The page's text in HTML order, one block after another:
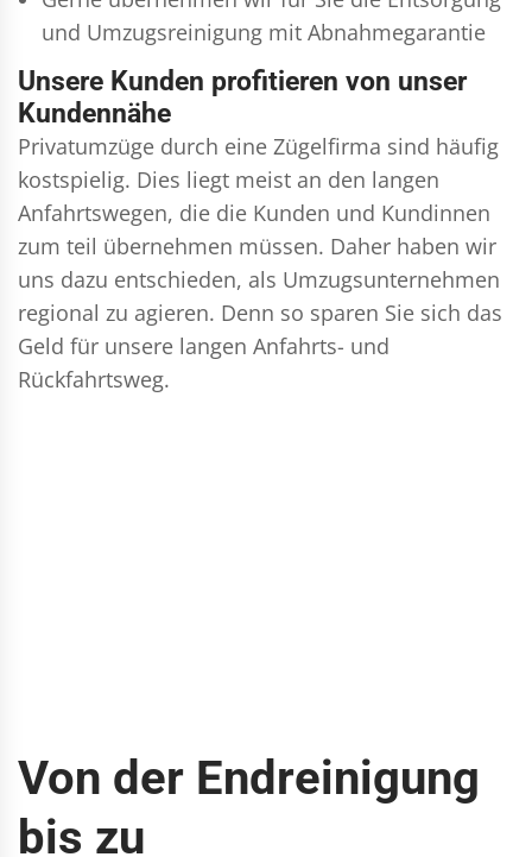
und Umzugsreinigung mit Abnahmegarantie
Unsere Kunden profitieren von unser
Kundennähe
Privatumzüge durch eine Zügelfirma sind häufig
kostspielig. Dies liegt meist an den langen
Anfahrtswegen, die die Kunden und Kundinnen
zum teil übernehmen müssen. Daher haben wir
uns dazu entschieden, als Umzugsunternehmen
regional zu agieren. Denn so sparen Sie sich das
Geld für unsere langen Anfahrts- und
Rückfahrtsweg.
Von der Endreinigung
bis zu